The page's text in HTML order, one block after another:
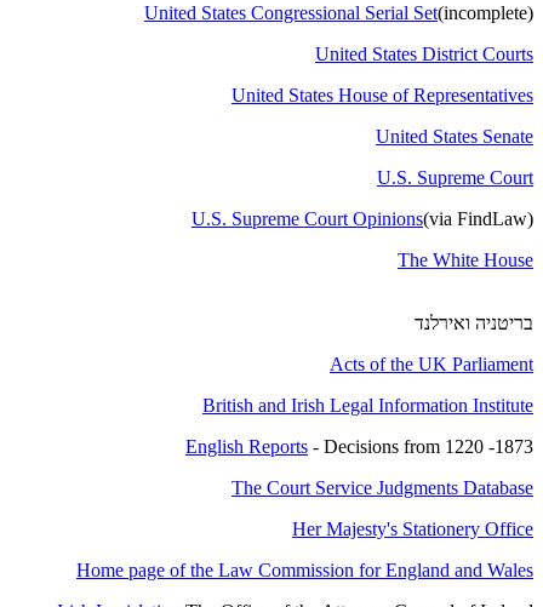
(
United States Congressional Serial Set(incomplete
United States District Courts
United States House of Representatives
United States Senate
U.S. Supreme Court
(
U.S. Supreme Court Opinions(via FindLaw
The White House
בריטניה ואירלנד
Acts of the UK Parliament
British and Irish Legal Information Institute
English Reports - Decisions from 1220 -1873
The Court Service Judgments Database
Her Majesty's Stationery Office
Home page of the Law Commission for England and Wales